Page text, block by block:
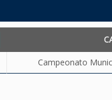
Campeonato